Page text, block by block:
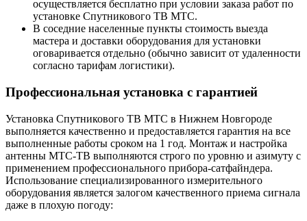
осуществляется бесплатно при условии заказа работ по
установке Спутникового ТВ МТС.
В соседние населенные пункты стоимость выезда
мастера и доставки оборудования для установки
оговаривается отдельно (обычно зависит от удаленности
согласно тарифам логистики).
Профессиональная установка с гарантией
Установка Спутникового ТВ МТС в Нижнем Новгороде
выполняется качественно и предоставляется гарантия на все
выполненные работы сроком на 1 год. Монтаж и настройка
антенны МТС-ТВ выполняются строго по уровню и азимуту с
применением профессионального прибора-сатфайндера.
Использование специализированного измерительного
оборудования является залогом качественного приема сигнала
даже в плохую погоду: